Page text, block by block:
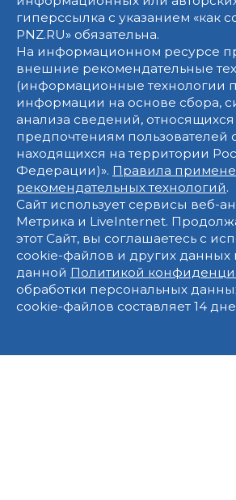
гиперссылка с указанием «как
PNZ.RU» обязательна.
На информационном ресурсе
внешние рекомендательные
(информационные технологии
информации на основе сбора,
анализа сведений, относящихся
предпочтениям пользователей
находящихся на территории
Федерации)». Правила
рекомендательных технологий.
Сайт использует сервисы веб-
Метрика и LiveInternet.
этот Сайт, вы соглашаетесь с
cookie-файлов и других данных
данной Политикой
обработки персональных
cookie-файлов составляет 14